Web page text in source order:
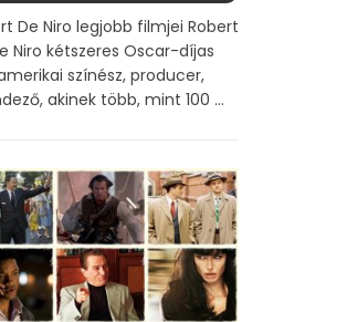
De Niro legjobb filmjei Robert
Niro kétszeres Oscar-díjas
színész, producer,
akinek több, mint 100 ...